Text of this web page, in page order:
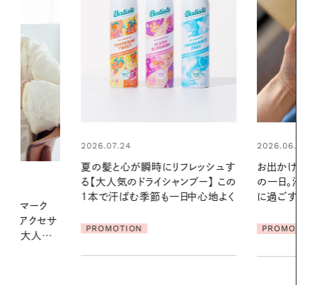
2026.06.01
お出かけ前のひと手間で変わる、夏
の一日。汗ばむ季節を「ごきげん」
に過ごす私の新習慣
PROMOTION
2026.06.01
真夏に向け
やりジェルと
地よくうるお